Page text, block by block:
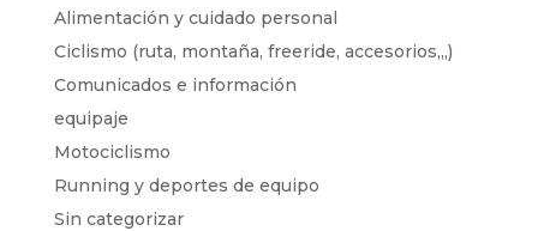
Alimentación y cuidado personal
Ciclismo (ruta, montaña, freeride, accesorios,,,)
Comunicados e información
equipaje
Motociclismo
Running y deportes de equipo
Sin categorizar